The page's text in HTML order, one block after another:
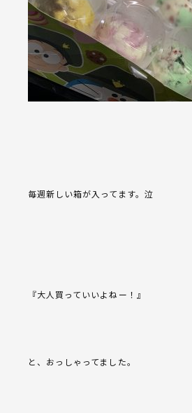
毎週新しい箱が入ってます。泣
『大人買っていいよねー！』
と、おっしゃってました。